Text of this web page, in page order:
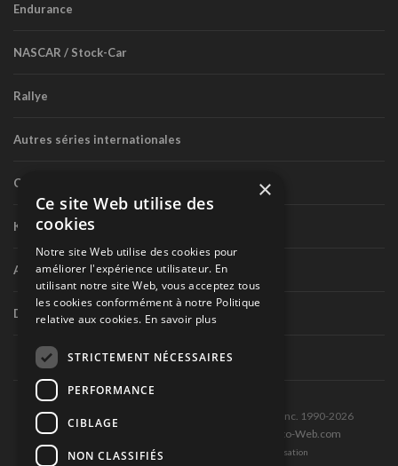
Endurance
NASCAR / Stock-Car
Rallye
Autres séries internationales
Circuit routier canadien
Karting
Autres séries nationales
Divers
Tous droits réservés © Les Éditions Pole-Position inc. 1990-2026
Ce site est produit et hébergé par Montréal-Photo-Web.com
Politique de confidentialité et Conditions d’utilisation
×
Ce site Web utilise des
cookies
Notre site Web utilise des cookies pour
améliorer l'expérience utilisateur. En
utilisant notre site Web, vous acceptez tous
les cookies conformément à notre Politique
relative aux cookies. En savoir plus
STRICTEMENT NÉCESSAIRES
PERFORMANCE
CIBLAGE
NON CLASSIFIÉS